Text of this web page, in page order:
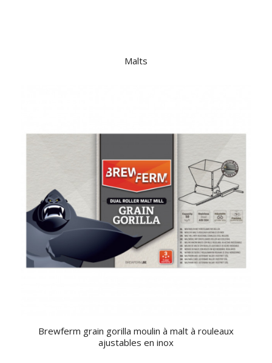
Malts
Brewferm grain gorilla moulin à malt à rouleaux
ajustables en inox